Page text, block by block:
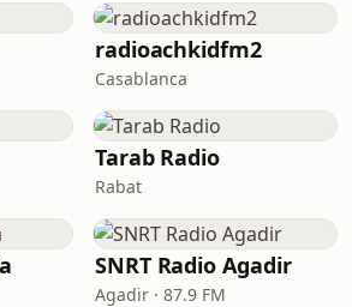
radioachkidfm2
Casablanca
Tarab Radio
Rabat
SNRT Radio Agadir
Agadir · 87.9 FM